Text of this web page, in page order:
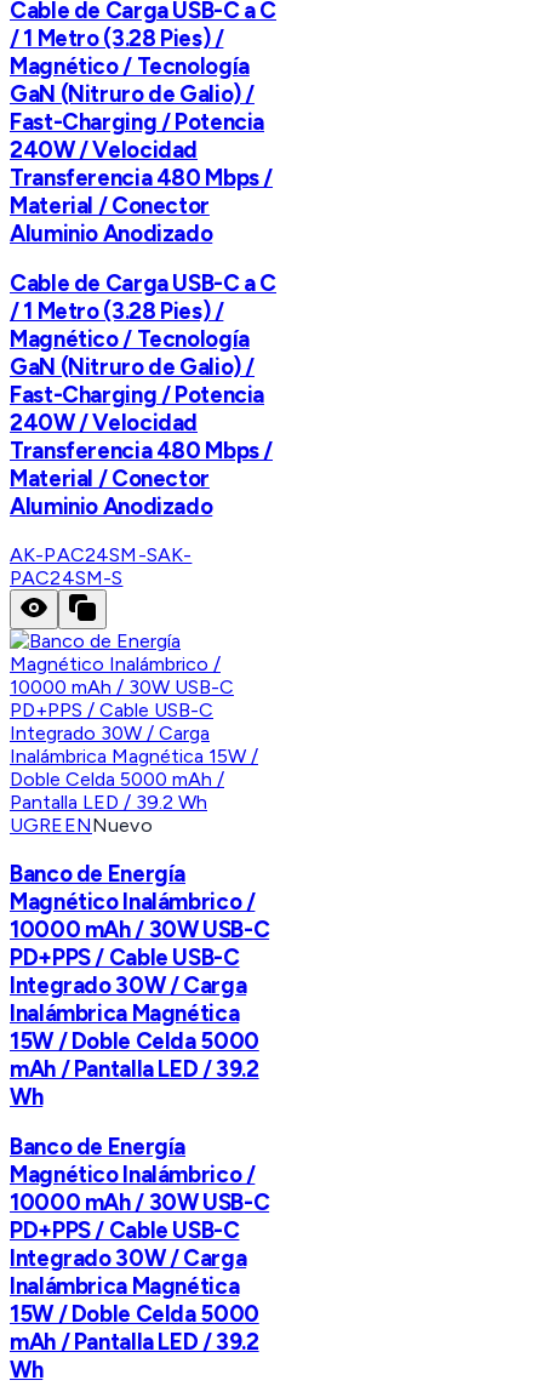
Cable de Carga USB-C a C
/ 1 Metro (3.28 Pies) /
Magnético / Tecnología
GaN (Nitruro de Galio) /
Fast-Charging / Potencia
240W / Velocidad
Transferencia 480 Mbps /
Material / Conector
Aluminio Anodizado
Cable de Carga USB-C a C
/ 1 Metro (3.28 Pies) /
Magnético / Tecnología
GaN (Nitruro de Galio) /
Fast-Charging / Potencia
240W / Velocidad
Transferencia 480 Mbps /
Material / Conector
Aluminio Anodizado
AK-PAC24SM-SAK-
PAC24SM-S
UGREENNuevo
Banco de Energía
Magnético Inalámbrico /
10000 mAh / 30W USB-C
PD+PPS / Cable USB-C
Integrado 30W / Carga
Inalámbrica Magnética
15W / Doble Celda 5000
mAh / Pantalla LED / 39.2
Wh
Banco de Energía
Magnético Inalámbrico /
10000 mAh / 30W USB-C
PD+PPS / Cable USB-C
Integrado 30W / Carga
Inalámbrica Magnética
15W / Doble Celda 5000
mAh / Pantalla LED / 39.2
Wh